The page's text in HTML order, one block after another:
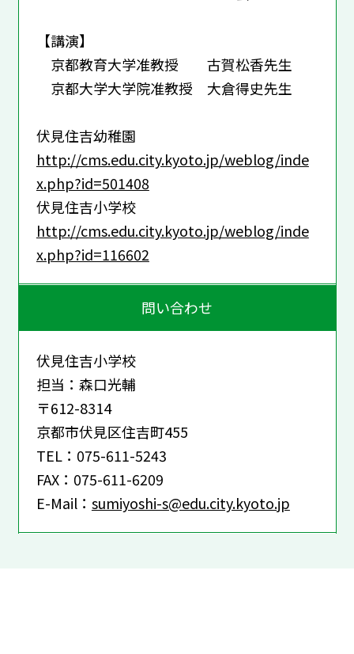
【講演】
京都教育大学准教授 古賀松香先生
京都大学大学院准教授 大倉得史先生
伏見住吉幼稚園
http://cms.edu.city.kyoto.jp/weblog/inde
x.php?id=501408
伏見住吉小学校
http://cms.edu.city.kyoto.jp/weblog/inde
x.php?id=116602
問い合わせ
伏見住吉小学校
担当：森口光輔
〒612-8314
京都市伏見区住吉町455
TEL：075-611-5243
FAX：075-611-6209
E-Mail： sumiyoshi-s@edu.city.kyoto.jp